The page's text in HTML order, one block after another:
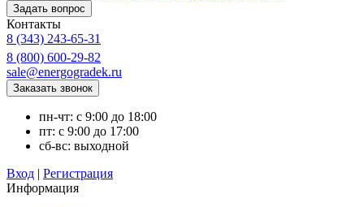
Контакты
8 (343) 243-65-31
8 (800) 600-29-82
sale@energogradek.ru
пн-чт: с 9:00 до 18:00
пт: с 9:00 до 17:00
сб-вс: выходной
Вход | Регистрация
Информация